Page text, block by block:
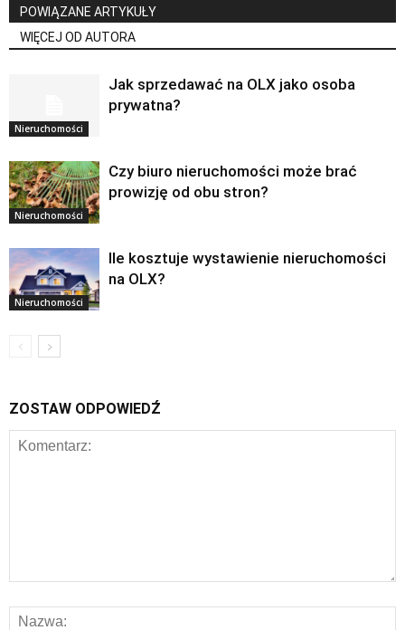
POWIĄZANE ARTYKUŁY
WIĘCEJ OD AUTORA
Nieruchomości
Jak sprzedawać na OLX jako osoba
prywatna?
Nieruchomości
Czy biuro nieruchomości może brać
prowizję od obu stron?
Nieruchomości
Ile kosztuje wystawienie nieruchomości
na OLX?
ZOSTAW ODPOWIEDŹ